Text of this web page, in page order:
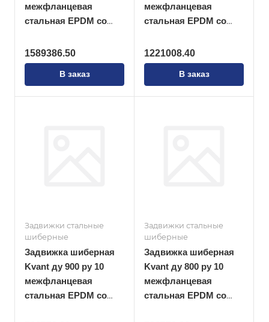
межфланцевая
стальная EPDM со
1589386.50
В заказ
межфланцевая
стальная EPDM со
1221008.40
В заказ
Задвижки стальные
шиберные
Задвижка шиберная
Kvant ду 900 ру 10
межфланцевая
стальная EPDM со
Задвижки стальные
шиберные
Задвижка шиберная
Kvant ду 800 ру 10
межфланцевая
стальная EPDM со